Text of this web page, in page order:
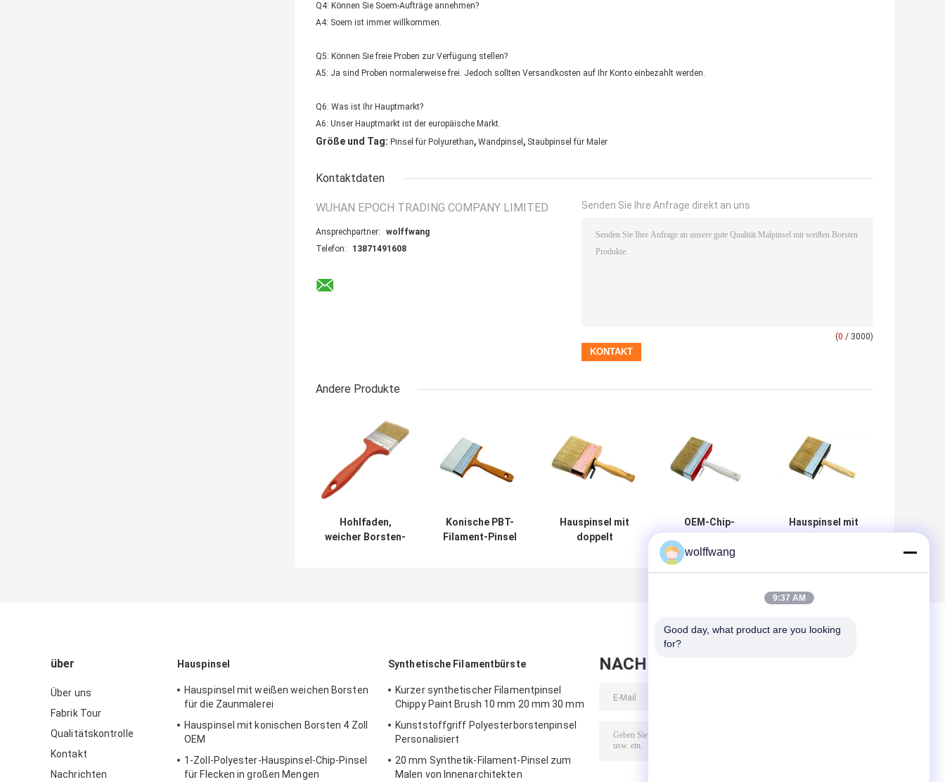
Q4: Können Sie Soem-Aufträge annehmen?
A4: Soem ist immer willkommen.
Q5: Können Sie freie Proben zur Verfügung stellen?
A5: Ja sind Proben normalerweise frei. Jedoch sollten Versandkosten auf Ihr Konto einbezahlt werden.
Q6: Was ist Ihr Hauptmarkt?
A6: Unser Hauptmarkt ist der europäische Markt.
Größe und Tag: Pinsel für Polyurethan, Wandpinsel , Staubpinsel für Maler
Kontaktdaten
WUHAN EPOCH TRADING COMPANY LIMITED
Ansprechpartner:
wolffwang
Telefon:
13871491608
Senden Sie Ihre Anfrage direkt an uns
(0 / 3000)
Andere Produkte
Hohlfaden,
weicher Borsten-
Konische PBT-
Filament-Pinsel
Hauspinsel mit
doppelt
OEM-Chip-
Massenpinsel mit
kurzen Borsten
Hauspinsel mit
über
Über uns
Fabrik Tour
Qualitätskontrolle
Kontakt
Nachrichten
Hauspinsel
Hauspinsel mit weißen weichen Borsten
für die Zaunmalerei
Hauspinsel mit konischen Borsten 4 Zoll
OEM
1-Zoll-Polyester-Hauspinsel-Chip-Pinsel
für Flecken in großen Mengen
Synthetische Filamentbürste
Kurzer synthetischer Filamentpinsel
Chippy Paint Brush 10 mm 20 mm 30 mm
Kunststoffgriff Polyesterborstenpinsel
Personalisiert
20 mm Synthetik-Filament-Pinsel zum
Malen von Innenarchitekten
NACHRICHT HINTERLASSEN
wolffwang
9:37 AM
Good day, what product are you looking
for?